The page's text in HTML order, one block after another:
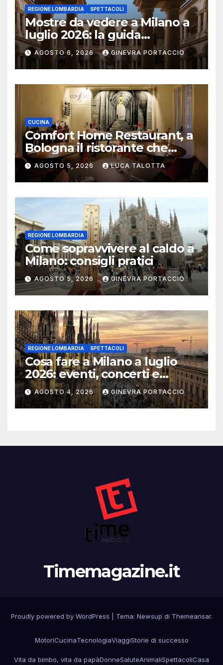
REGIONE LOMBARDIA SPETTACOLI
Mostre da vedere a Milano a
luglio 2026: la guida
aggiornata
AGOSTO 6, 2026 GINEVRA PORTACCIO
CUCINA
Comfort Home Restaurant, a
Bologna il ristorante che
trasforma l’ospitalità in
un’esperienza di casa
AGOSTO 5, 2026 LUCA TALOTTA
REGIONE LOMBARDIA
Come sopravvivere al caldo a
Milano: consigli pratici
AGOSTO 5, 2026 GINEVRA PORTACCIO
REGIONE LOMBARDIA SPETTACOLI
Cosa fare a Milano a luglio
2026: eventi, concerti e
mostre
AGOSTO 4, 2026 GINEVRA PORTACCIO
Timemagazine.it
Proudly powered by WordPress Tema: Newsup di Themeansar.
MotoriCucinaTecnologiaViaggiStorie di successo
Vita da bimbo, vita da papàDonneSaluteAnimaliSpettacoliCasa